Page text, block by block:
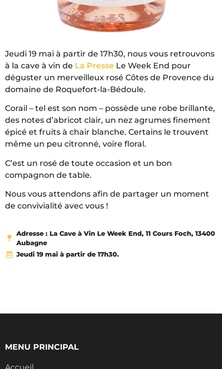
Jeudi 19 mai à partir de 17h30, nous vous retrouvons
à la cave à vin de La Presse Le Week End pour
déguster un merveilleux rosé Côtes de Provence du
domaine de Roquefort-la-Bédoule.
Corail – tel est son nom – possède une robe brillante,
des notes d’abricot clair, un nez agrumes finement
épicé et fruits à chair blanche. Certains le trouvent
même un peu citronné, voire floral.
C’est un rosé de toute occasion et un bon
compagnon de table.
Nous vous attendons afin de partager un moment
de convivialité avec vous !
Adresse : La Cave à Vin Le Week End, 11 Cours Foch, 13400
Aubagne
Jeudi 19 mai à partir de 17h30.
MENU PRINCIPAL